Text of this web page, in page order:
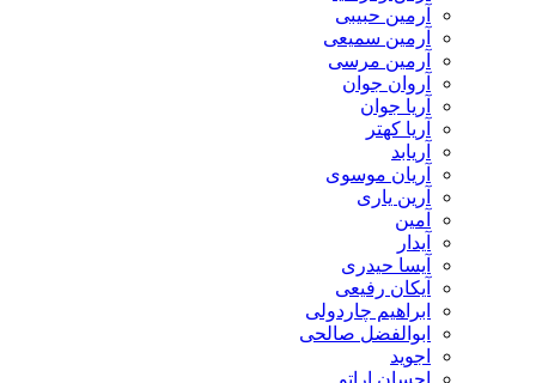
آرمین حبیبی
آرمین سمیعی
آرمین مرسی
آروان جوان
آریا جوان
آریا کهتر
آریابد
آریان موسوی
آرین یاری
آمین
آیدار
آیسا حیدری
آیکان رفیعی
ابراهیم چاردولی
ابوالفضل صالحی
اجوید